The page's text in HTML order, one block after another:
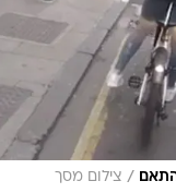
/ צילום מסך